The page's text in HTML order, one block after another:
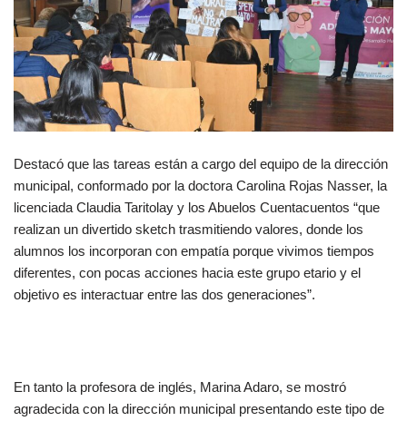
Destacó que las tareas están a cargo del equipo de la dirección
municipal, conformado por la doctora Carolina Rojas Nasser, la
licenciada Claudia Taritolay y los Abuelos Cuentacuentos “que
realizan un divertido sketch trasmitiendo valores, donde los
alumnos los incorporan con empatía porque vivimos tiempos
diferentes, con pocas acciones hacia este grupo etario y el
objetivo es interactuar entre las dos generaciones”.
En tanto la profesora de inglés, Marina Adaro, se mostró
agradecida con la dirección municipal presentando este tipo de